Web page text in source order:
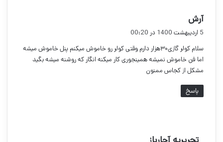
آرش
:
5 اردیبهشت 1400 در 00:20
سلام کولر گازی۳۰هزار دارم وقتی کولر رو خاموش میکنم پنل خاموش میشه
اما فن خاموش نمیشه همینجوری کار میکنه انگار که روشنه میشه بگید
مشکل از کجاس ممنون
پاسخ